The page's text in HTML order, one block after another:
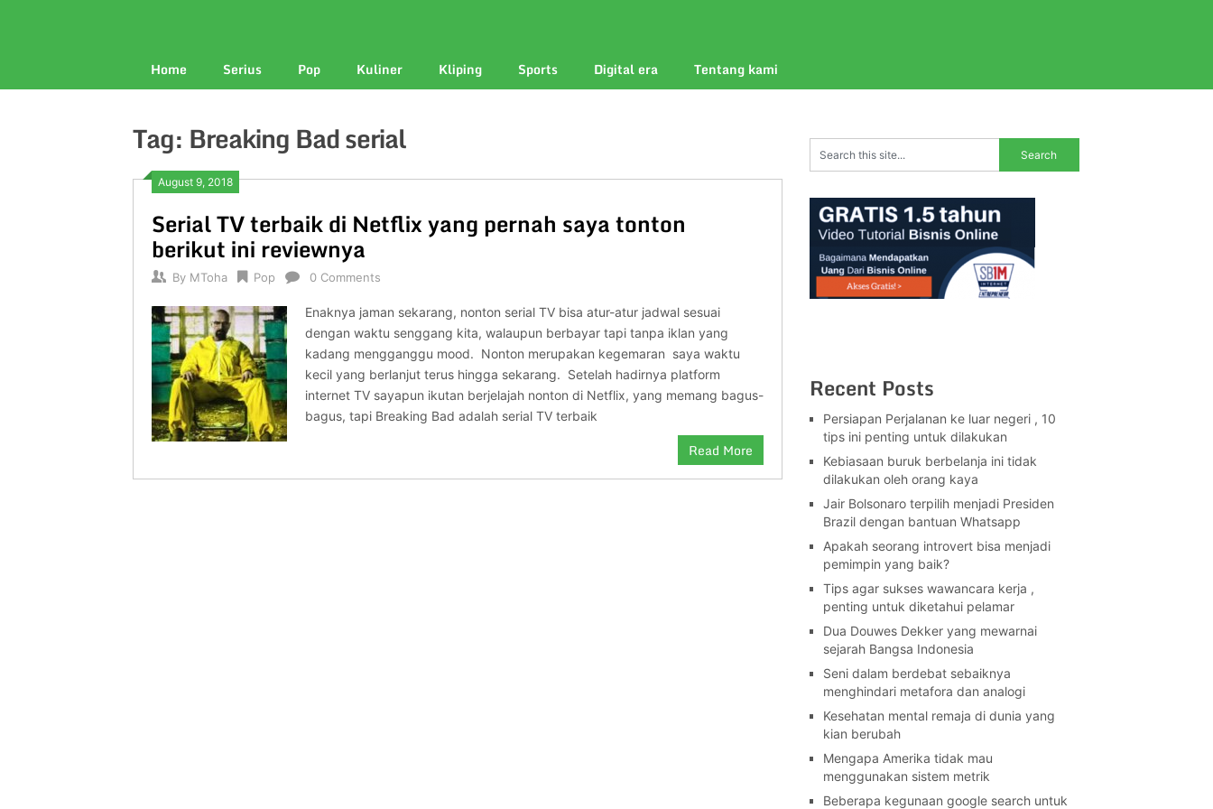
Home Serius Pop Kuliner Kliping Sports Digital era Tentang kami
Tag: Breaking Bad serial
August 9, 2018
Serial TV terbaik di Netflix yang pernah saya tonton
berikut ini reviewnya
By MToha Pop 0 Comments
Enaknya jaman sekarang, nonton serial TV bisa atur-atur jadwal sesuai
dengan waktu senggang kita, walaupun berbayar tapi tanpa iklan yang
kadang mengganggu mood. Nonton merupakan kegemaran saya waktu
kecil yang berlanjut terus hingga sekarang. Setelah hadirnya platform
internet TV sayapun ikutan berjelajah nonton di Netflix, yang memang bagus-
bagus, tapi Breaking Bad adalah serial TV terbaik
Read More
Recent Posts
Persiapan Perjalanan ke luar negeri , 10
tips ini penting untuk dilakukan
Kebiasaan buruk berbelanja ini tidak
dilakukan oleh orang kaya
Jair Bolsonaro terpilih menjadi Presiden
Brazil dengan bantuan Whatsapp
Apakah seorang introvert bisa menjadi
pemimpin yang baik?
Tips agar sukses wawancara kerja ,
penting untuk diketahui pelamar
Dua Douwes Dekker yang mewarnai
sejarah Bangsa Indonesia
Seni dalam berdebat sebaiknya
menghindari metafora dan analogi
Kesehatan mental remaja di dunia yang
kian berubah
Mengapa Amerika tidak mau
menggunakan sistem metrik
Beberapa kegunaan google search untuk